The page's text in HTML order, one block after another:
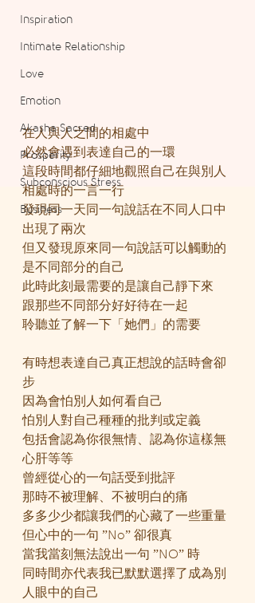
Inspiration
Intimate Relationship
Love
Emotion
Akasha Sacred
Prosperity
Subconscious Stress
Business
在人與人之間的相處中
必然會遇到表達自己的一環
這段時間都仔細地觀照自己在與別人
相處時的一言一行
發現同一天同一句說話在不同人口中
出現了兩次
但又發現原來同一句說話可以觸動的
是不同部分的自己
此時此刻最需要的是讓自己靜下來
跟那些不同部分好好待在一起
聆聽並了解一下「她們」的需要
有時想表達自己真正想說的話時會卻
步
因為會怕別人如何看自己
怕別人對自己種種的批判或定義
包括會認為你很無情、認為你這樣無
心肝等等
曾經從心的一句話受到批評
那時不被理解、不被明白的痛
多多少少都讓我們的心藏了一些重量
但心中的一句 ”No” 卻很真
當我當刻無法說出一句 ”NO” 時
同時間亦代表我已默默選擇了成為別
人眼中的自己